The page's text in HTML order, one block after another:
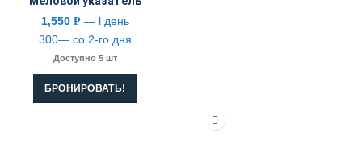
1,550 Р — l день
300— со 2-го дня
Доступно 5 шт
БРОНИРОВАТЬ!